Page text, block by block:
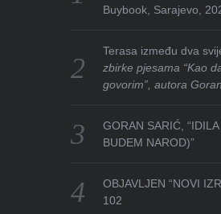
Buybook, Sarajevo,
Terasa između dva
zbirke pjesama “Kao
govorim”, autora
GORAN SARIĆ,
BUDEM NAROD)”
OBJAVLJEN “NOVI
102